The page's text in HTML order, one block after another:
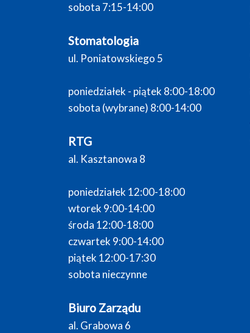
sobota 7:15-14:00
Stomatologia
ul. Poniatowskiego 5
poniedziałek - piątek 8:00-18:00
sobota (wybrane) 8:00-14:00
RTG
al. Kasztanowa 8
poniedziałek 12:00-18:00
wtorek 9:00-14:00
środa 12:00-18:00
czwartek 9:00-14:00
piątek 12:00-17:30
sobota nieczynne
Biuro Zarządu
al. Grabowa 6